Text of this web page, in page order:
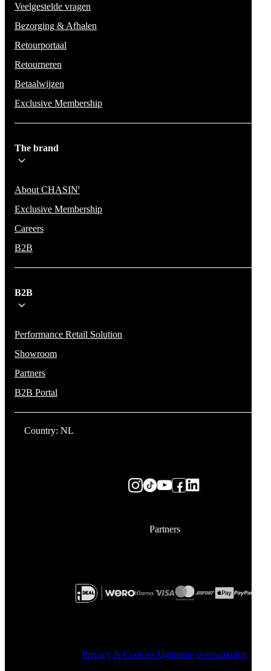
Veelgestelde vragen
Bezorging & Afhalen
Retourportaal
Retourneren
Betaalwijzen
Exclusive Membership
The brand
About CHASIN'
Exclusive Membership
Careers
B2B
B2B
Performance Retail Solution
Showroom
Partners
B2B Portal
Country: NL
Partners
Privacy & CookiesAlgemene voorwaarden